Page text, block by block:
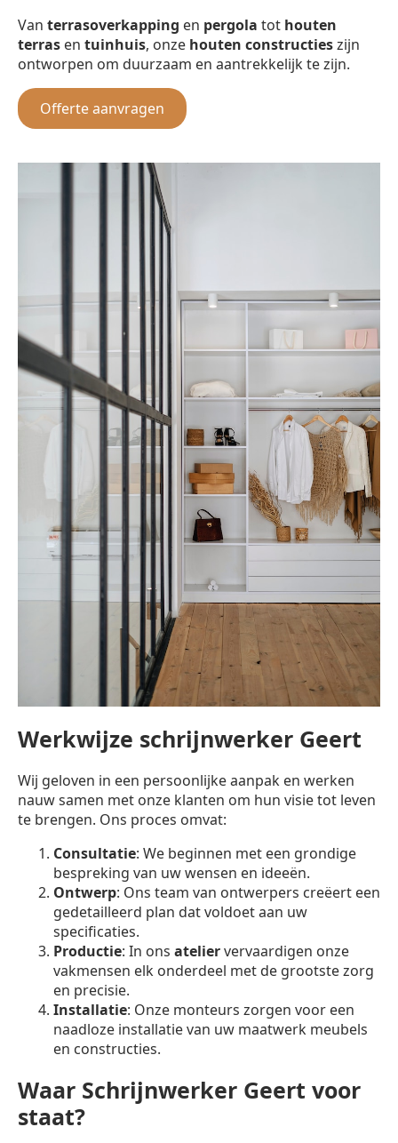
Van terrasoverkapping en pergola tot houten
terras en tuinhuis, onze houten constructieszijn
ontworpen om duurzaam en aantrekkelijk te zijn.
Offerte aanvragen
Werkwijze schrijnwerker Geert
Wij geloven in een persoonlijke aanpak en werken
nauw samen met onze klanten om hun visie tot leven
te brengen. Ons proces omvat:
Consultatie: We beginnen met een grondige
bespreking van uw wensen en ideeën.
Ontwerp: Ons team van ontwerpers creëert een
gedetailleerd plan dat voldoet aan uw
specificaties.
Productie: In ons ateliervervaardigen onze
vakmensen elk onderdeel met de grootste zorg
en precisie.
Installatie: Onze monteurs zorgen voor een
naadloze installatie van uw maatwerk meubels
en constructies.
Waar Schrijnwerker Geert voor
staat?